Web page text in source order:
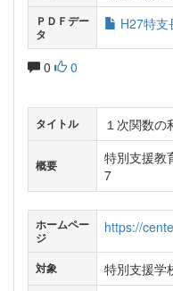
ＰＤＦデー
タ
H27特
0 0
タイトル １次関数の
概要
特別支援教
7
ホームペー
ジ
https://
対象 特別支援学